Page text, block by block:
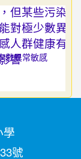
數異常敏感
學
號